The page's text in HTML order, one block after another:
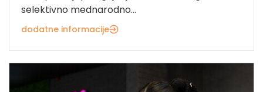
selektivno mednarodno...
dodatne informacije